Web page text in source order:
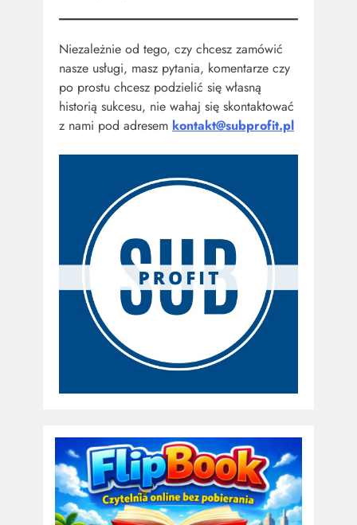
Niezależnie od tego, czy chcesz zamówić
nasze usługi, masz pytania, komentarze czy
po prostu chcesz podzielić się własną
historią sukcesu, nie wahaj się skontaktować
z nami pod adresem kontakt@subprofit.pl